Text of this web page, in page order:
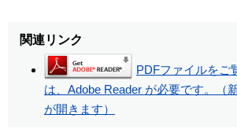
関連リンク
PDFファイルをご
は、Adobe Reader が必要です。（
が開きます）